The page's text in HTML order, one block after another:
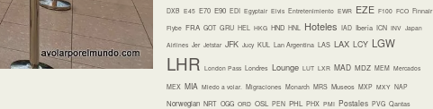
DXB E45 E70 E90 EDI Egyptair Elvis Entretenimiento EWR EZE F100 FCO Finnair
Flybe FRA GOT GRU HEL HKG HND HNL Hoteles IAD Iberia ICN INV Japan
Airlines Jer Jetstar JFK Jucy KUL Lan Argentina LAS LAX LCY LGW
LHR London Pass Londres Lounge LUT LXR MAD MDZ MEM Mercados
MEX MIA Miedo a volar. Migraciones Monarch MRS Museos MXP MXY NAP
Norwegian NRT OGG ORD OSL PEN PHL PHX PMI Postales PVG Qantas